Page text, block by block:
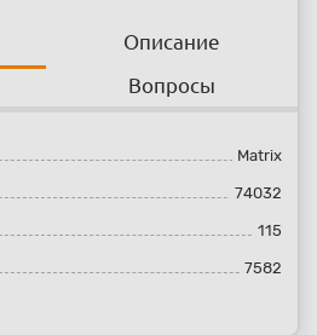
Описание
Вопросы
Matrix
74032
115
7582